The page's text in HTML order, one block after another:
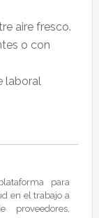
aire fresco.
o con
laboral
para
en el trabajo a
proveedores,